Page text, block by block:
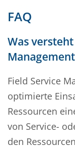
FAQ
Was
Field Service
optimierte
Ressourcen
von Service-
den